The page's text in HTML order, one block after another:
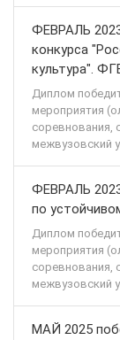
ФЕВРАЛЬ
конкурса
культура".
Диплом
мероприятия
соревнования,
межвузовский
ФЕВРАЛЬ
по
Диплом
мероприятия
соревнования,
межвузовский
МАЙ 2025